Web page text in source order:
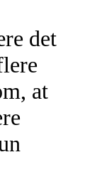
det
at